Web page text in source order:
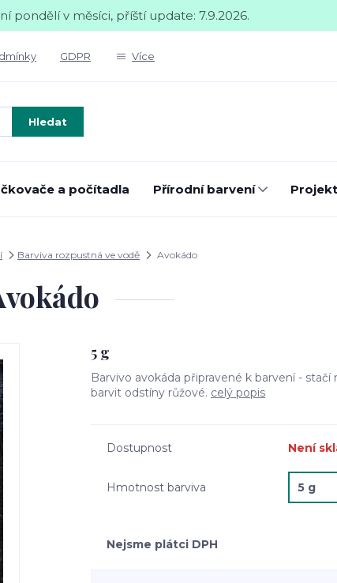
pondělí v měsíci, příští update: 7.9.2026.
GDPR Více
Hledat
a počítadla Přírodní barvení
Barviva rozpustná ve vodě Avokádo
5 g
Barvivo avokáda připravené k barvení -
barvit odstíny růžové. celý popis
Dostupnost Není
Hmotnost barviva
Nejsme plátci DPH